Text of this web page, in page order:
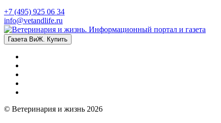
+7 (495) 925 06 34
info@vetandlife.ru
Газета ВиЖ. Купить
© Ветеринария и жизнь 2026